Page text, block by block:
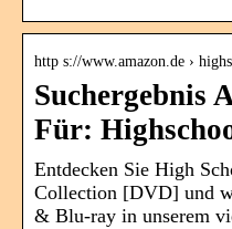
http s://www.amazon.de ›
Suchergebnis
Für:
Entdecken Sie High
Collection [DVD] und
& Blu-ray in unserem